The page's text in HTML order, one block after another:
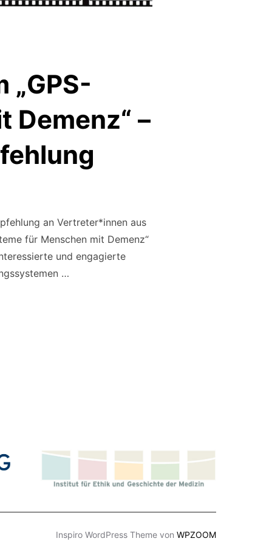
–
an Vertreter*innen aus
für Menschen mit Demenz“
und engagierte
…
„GPS-ORTUNGSSYSTEME FÜR MENSCHEN MIT
Inspiro WordPress Theme von WPZOOM